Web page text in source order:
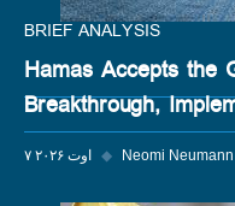
BRIEF ANALYSIS
Hamas Accepts the
Breakthrough,
۷ اوت ۲۰۲۶ ◆ Neomi Neumann